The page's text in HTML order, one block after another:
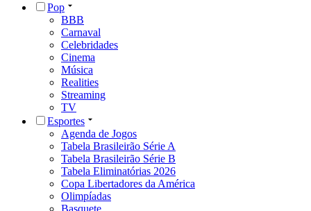
Pop
BBB
Carnaval
Celebridades
Cinema
Música
Realities
Streaming
TV
Esportes
Agenda de Jogos
Tabela Brasileirão Série A
Tabela Brasileirão Série B
Tabela Eliminatórias 2026
Copa Libertadores da América
Olimpíadas
Basquete